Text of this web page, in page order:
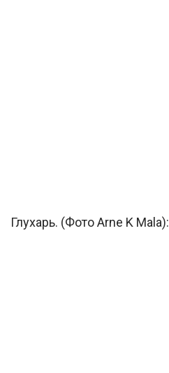
Глухарь. (Фото Arne K Mala):